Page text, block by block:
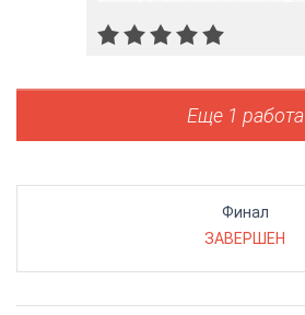
Еще 1 работа
Финал
ЗАВЕРШЕН